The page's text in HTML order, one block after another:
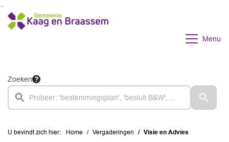
Ga naar de inhoud van deze pagina
Ga naar het zoeken
Ga naar het menu
Menu
Zoeken
U bevindt zich hier: Home Vergaderingen Visie en Advies